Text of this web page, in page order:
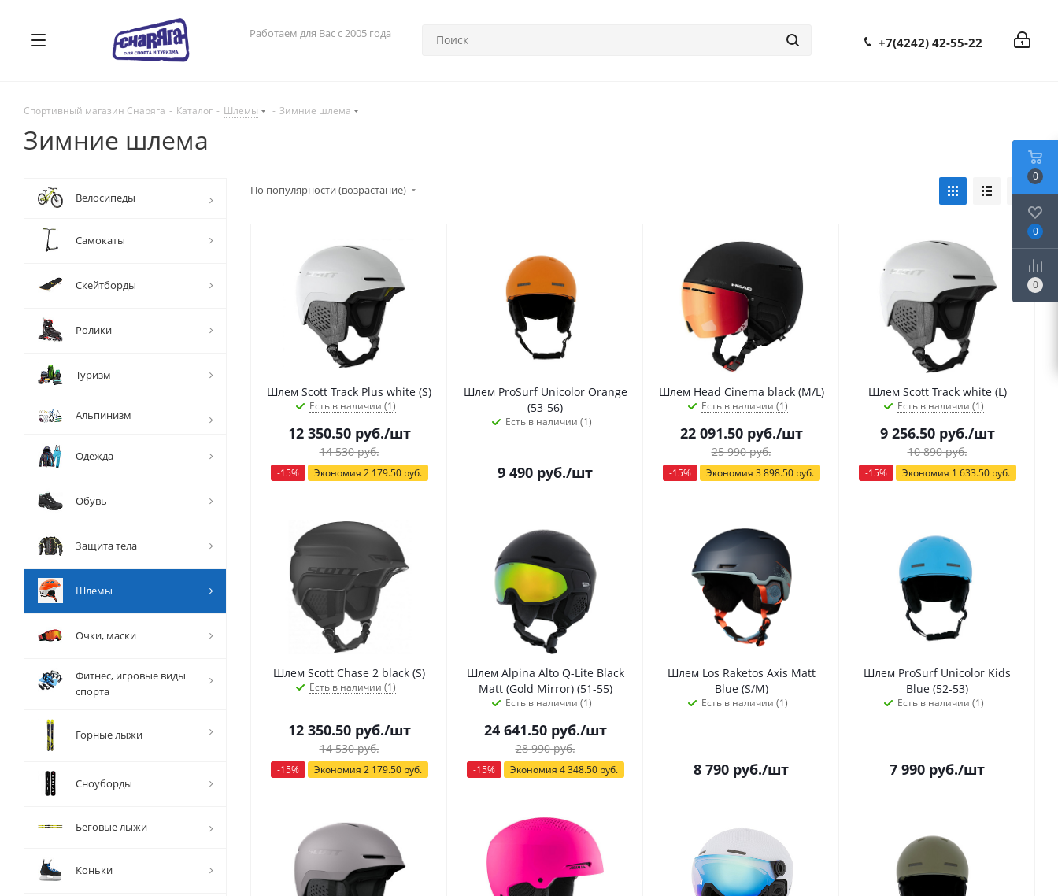
Работаем для Вас с 2005 года
+7(4242) 42-55-22
Спортивный магазин Снаряга - Каталог - Шлемы - Зимние шлема
Зимние шлема
По популярности (возрастание)
Шлем Scott Track Plus white (S)
Есть в наличии (1)
12 350.50руб./шт
14 530руб.
-15% Экономия 2 179.50руб.
Шлем ProSurf Unicolor Orange
(53-56)
Есть в наличии (1)
9 490 руб./шт
Шлем Head Cinema black (M/L)
Есть в наличии (1)
22 091.50руб./шт
25 990руб.
-15% Экономия 3 898.50руб.
Шлем Scott Track white (L)
Есть в наличии (1)
9 256.50руб./шт
10 890руб.
-15% Экономия 1 633.50руб.
Шлем Scott Chase 2 black (S)
Есть в наличии (1)
12 350.50руб./шт
14 530руб.
-15% Экономия 2 179.50руб.
Шлем Alpina Alto Q-Lite Black
Matt (Gold Mirror) (51-55)
Есть в наличии (1)
24 641.50руб./шт
28 990руб.
-15% Экономия 4 348.50руб.
Шлем Los Raketos Axis Matt
Blue (S/M)
Есть в наличии (1)
8 790 руб./шт
Шлем ProSurf Unicolor Kids
Blue (52-53)
Есть в наличии (1)
7 990 руб./шт
Велосипеды
Самокаты
Скейтборды
Ролики
Туризм
Альпинизм
Одежда
Обувь
Защита тела
Шлемы
Очки, маски
Фитнес, игровые виды
спорта
Горные лыжи
Сноуборды
Беговые лыжи
Коньки
0
0
0